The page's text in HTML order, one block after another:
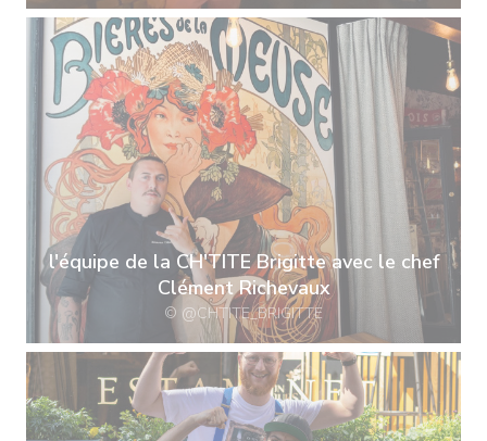
l'équipe de la CH'TITE Brigitte avec le chef
Clément Richevaux
© @CHTITE_BRIGITTE